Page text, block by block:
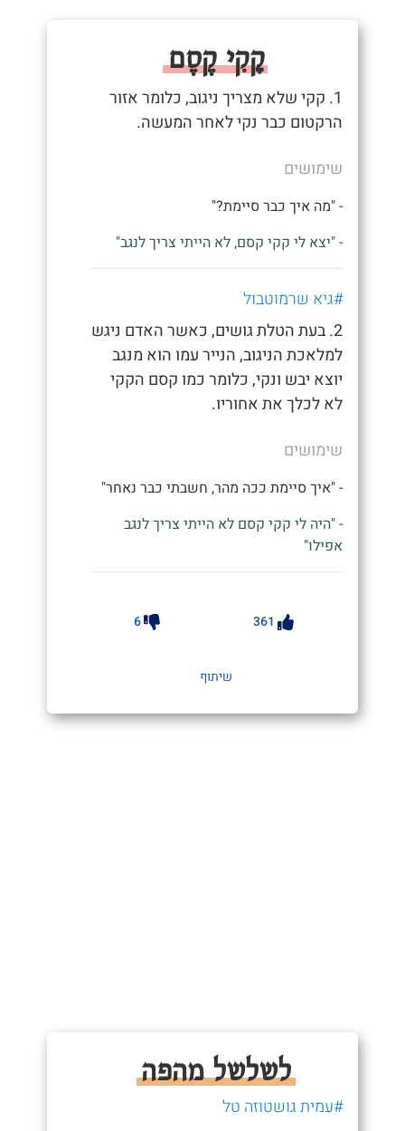
קָקִי קֶסֶם
1. קקי שלא מצריך ניגוב, כלומר אזור
הרקטום כבר נקי לאחר המעשה.
שימושים
- "מה איך כבר סיימת?"
- "יצא לי קקי קסם, לא הייתי צריך לנגב"
#גיא שרמוטבול
2. בעת הטלת גושים, כאשר האדם ניגש
למלאכת הניגוב, הנייר עמו הוא מנגב
יוצא יבש ונקי, כלומר כמו קסם הקקי
לא לכלך את אחוריו.
שימושים
- "איך סיימת ככה מהר, חשבתי כבר נאחר"
- "היה לי קקי קסם לא הייתי צריך לנגב
אפילו"
361
6
שיתוף
לשלשל מהפה
#עמית גושטוזה טל